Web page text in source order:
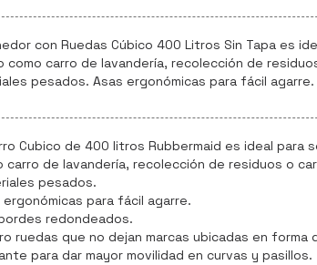
con Ruedas Cúbico 400 Litros Sin Tapa es
como carro de lavandería, recolección de
pesados. Asas ergonómicas para fácil agarre.
Cubico de 400 litros Rubbermaid es ideal para
carro de lavandería, recolección de residuos o
pesados.
ergonómicas para fácil agarre.
redondeados.
ruedas que no dejan marcas ubicadas en forma
para dar mayor movilidad en curvas y pasillos.